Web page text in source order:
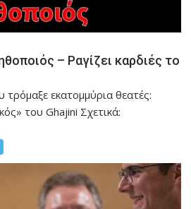
– Ραγίζει καρδιές το
εκατομμύρια θεατές:
του Ghajini Σχετικά: